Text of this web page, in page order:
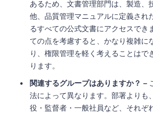
あるため、文書管理部門は、製造、
他、品質管理マニュアルに定義され
るすべての公式文書にアクセスでき
ての点を考慮すると、かなり複雑に
り、権限管理を軽く考えることはで
ります。
関連するグループはありますか？ –
法によって異なります。部署よりも
役・監督者・一般社員など、それぞ